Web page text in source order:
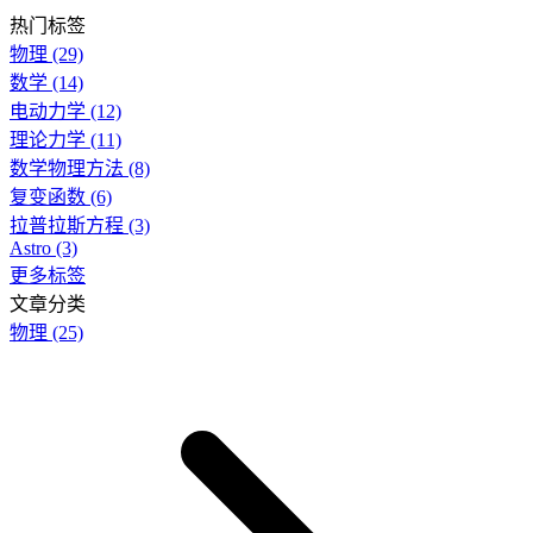
热门标签
物理 (29)
数学 (14)
电动力学 (12)
理论力学 (11)
数学物理方法 (8)
复变函数 (6)
拉普拉斯方程 (3)
Astro (3)
更多标签
文章分类
物理 (25)